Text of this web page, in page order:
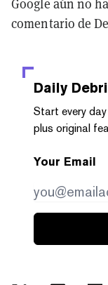
Google aún no
comentario de
Daily
Start every
plus original
Your Email